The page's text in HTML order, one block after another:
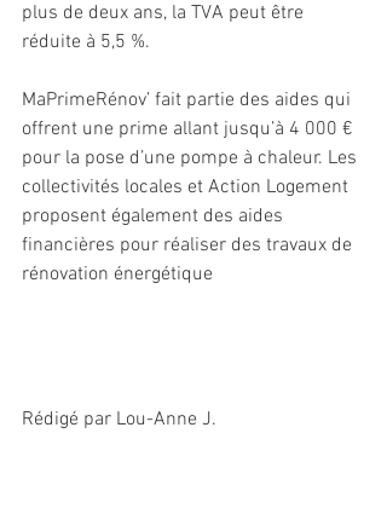
plus de deux ans, la TVA peut être
réduite à 5,5 %.
MaPrimeRénov’ fait partie des aides qui
offrent une prime allant jusqu’à 4 000 €
pour la pose d’une pompe à chaleur. Les
collectivités locales et Action Logement
proposent également des aides
financières pour réaliser des travaux de
rénovation énergétique
Rédigé par Lou-Anne J.